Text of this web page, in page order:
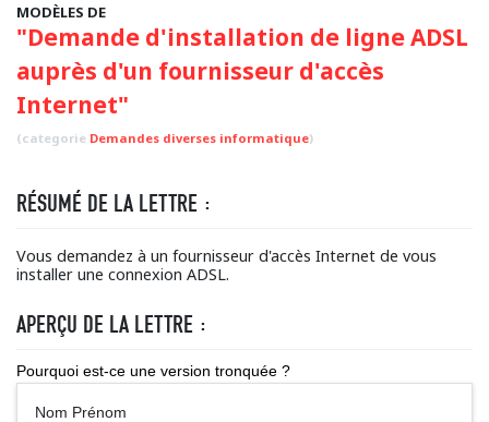
MODÈLES DE
"Demande d'installation de ligne ADSL
auprès d'un fournisseur d'accès
Internet"
(categorie Demandes diverses informatique)
RÉSUMÉ DE LA LETTRE :
Vous demandez à un fournisseur d'accès Internet de vous
installer une connexion ADSL.
APERÇU DE LA LETTRE :
Pourquoi est-ce une version tronquée ?
Nom Prénom